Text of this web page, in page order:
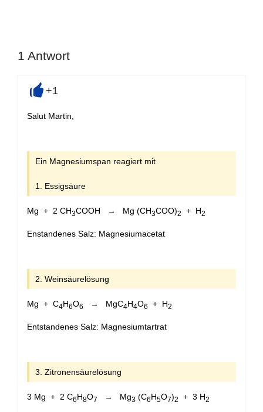
1 Antwort
+1
Salut Martin,
Ein Magnesiumspan reagiert mit
1. Essigsäure
Mg + 2 CH3COOH → Mg (CH3COO)2 + H2
Enstandenes Salz: Magnesiumacetat
2. Weinsäurelösung
Mg + C4H6O6 → MgC4H4O6 + H2
Entstandenes Salz: Magnesiumtartrat
3. Zitronensäurelösung
3 Mg + 2 C6H8O7 → Mg3 (C6H5O7)2 + 3 H2